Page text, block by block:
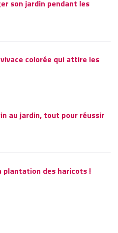
son jardin pendant les
vivace colorée qui attire les
au jardin, tout pour réussir
plantation des haricots !